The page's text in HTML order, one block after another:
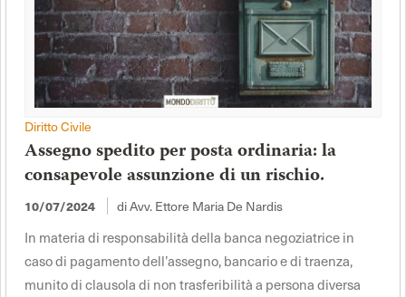
Diritto Civile
Assegno spedito per posta ordinaria: la
consapevole assunzione di un rischio.
10/07/2024 di Avv. Ettore Maria De Nardis
In materia di responsabilità della banca negoziatrice in
caso di pagamento dell’assegno, bancario e di traenza,
munito di clausola di non trasferibilità a persona diversa